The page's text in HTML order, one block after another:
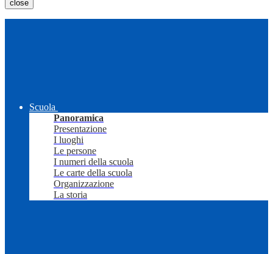
close
Scuola
Panoramica
Presentazione
I luoghi
Le persone
I numeri della scuola
Le carte della scuola
Organizzazione
La storia